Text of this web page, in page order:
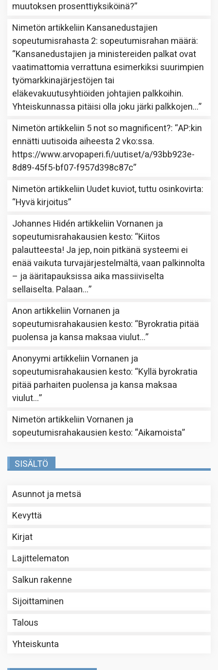
muutoksen prosenttiyksiköinä?”
Nimetön artikkeliin Kansanedustajien
sopeutumisrahasta 2: sopeutumisrahan määrä:
“Kansanedustajien ja ministereiden palkat ovat
vaatimattomia verrattuna esimerkiksi suurimpien
työmarkkinajärjestöjen tai
eläkevakuutusyhtiöiden johtajien palkkoihin.
Yhteiskunnassa pitäisi olla joku järki palkkojen…”
Nimetön artikkeliin 5 not so magnificent?: “AP:kin
ennätti uutisoida aiheesta 2 vko:ssa.
https://www.arvopaperi.fi/uutiset/a/93bb923e-
8d89-45f5-bf07-f957d398c87c”
Nimetön artikkeliin Uudet kuviot, tuttu osinkovirta:
“Hyvä kirjoitus”
Johannes Hidén artikkeliinVornanen ja
sopeutumisrahakausien kesto: “Kiitos
palautteesta! Ja jep, noin pitkänä systeemi ei
enää vaikuta turvajärjestelmältä, vaan palkinnolta
– ja ääritapauksissa aika massiiviselta
sellaiselta. Palaan…”
Anon artikkeliinVornanen ja
sopeutumisrahakausien kesto: “Byrokratia pitää
puolensa ja kansa maksaa viulut…”
Anonyymi artikkeliinVornanen ja
sopeutumisrahakausien kesto: “Kyllä byrokratia
pitää parhaiten puolensa ja kansa maksaa
viulut…”
Nimetön artikkeliinVornanen ja
sopeutumisrahakausien kesto: “Aikamoista”
SISÄLTÖ
Asunnot ja metsä
Kevyttä
Kirjat
Lajittelematon
Salkun rakenne
Sijoittaminen
Talous
Yhteiskunta